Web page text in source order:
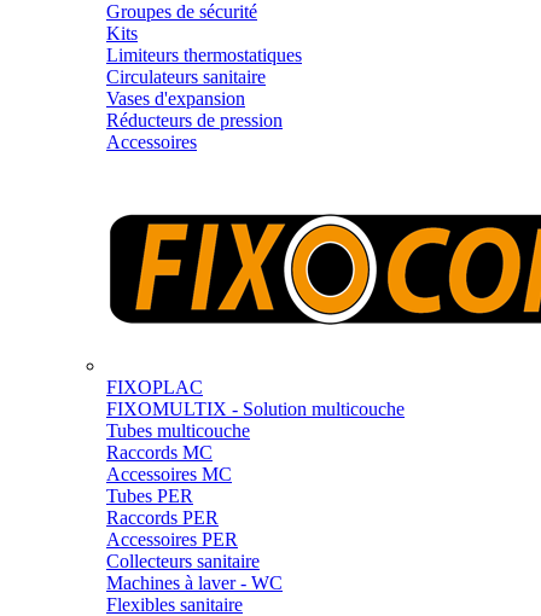
Groupes de sécurité
Kits
Limiteurs thermostatiques
Circulateurs sanitaire
Vases d'expansion
Réducteurs de pression
Accessoires
FIXOPLAC
FIXOMULTIX - Solution multicouche
Tubes multicouche
Raccords MC
Accessoires MC
Tubes PER
Raccords PER
Accessoires PER
Collecteurs sanitaire
Machines à laver - WC
Flexibles sanitaire